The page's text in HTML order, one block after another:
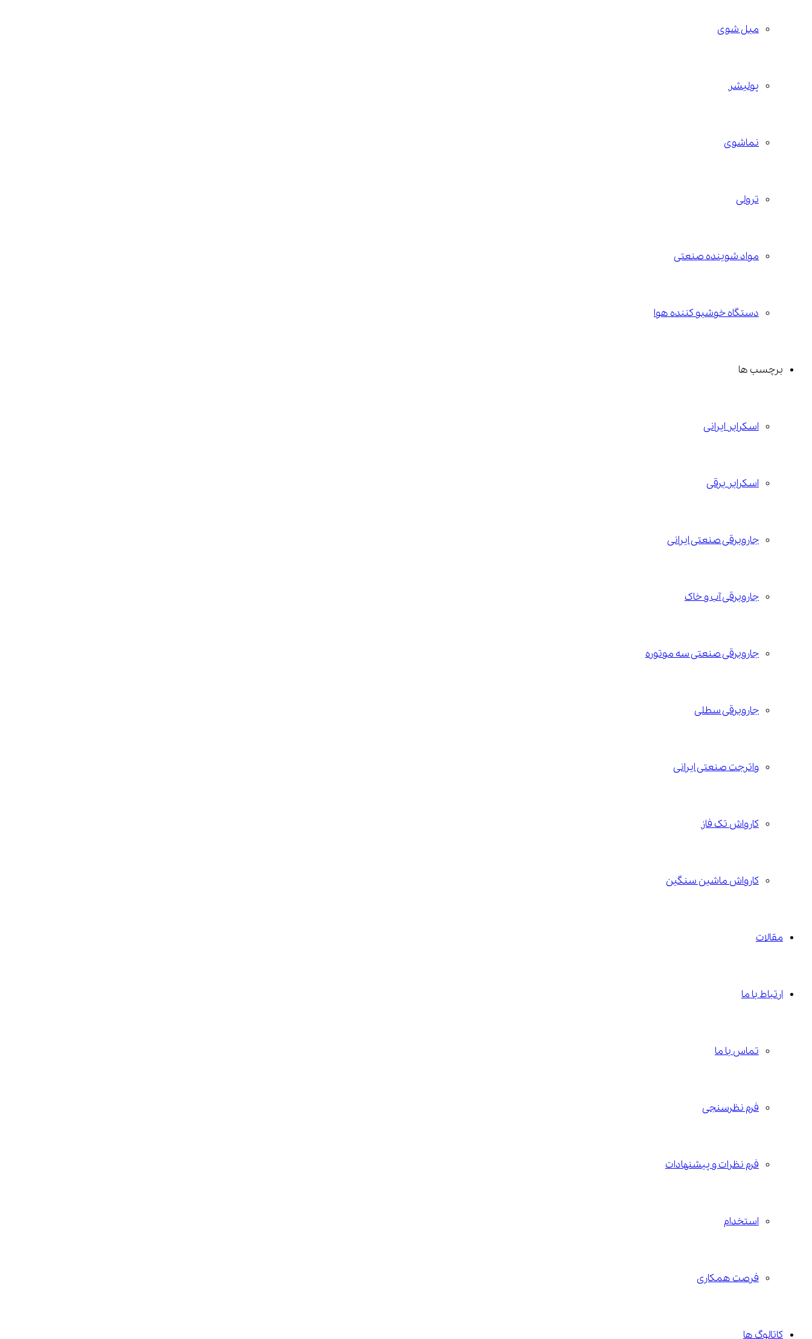
مبل شوی
پولیشر
نماشوی
ترولی
مواد شوینده صنعتی
دستگاه خوشبو کننده هوا
برچسب ها
اسکرابر ایرانی
اسکرابر برقی
جاروبرقی صنعتی ایرانی
جاروبرقی آب و خاک
جاروبرقی صنعتی سه موتوره
جاروبرقی سطلی
واترجت صنعتی ایرانی
کارواش تک فاز
کارواش ماشین سنگین
مقالات
ارتباط با ما
تماس با ما
فرم نظرسنجی
فرم نظرات و پیشنهادات
استخدام
فرصت همکاری
کاتالوگ ها